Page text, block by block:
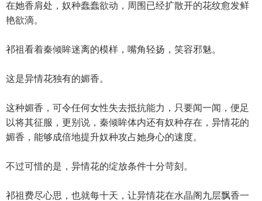
在她香肩处，奴种蠢蠢欲动，周围已经扩散开的花纹愈发鲜
艳欲滴。
祁祖看着秦倾眸迷离的模样，嘴角轻扬，笑容邪魅。
这是异情花独有的媚香。
这种媚香，可令任何女性失去抵抗能力，只要闻一闻，便足
以将其征服，更别说，秦倾眸体内还有奴种存在，异情花的
媚香，能够成倍地提升奴种攻占她身心的速度。
不过可惜的是，异情花的绽放条件十分苛刻。
祁祖费尽心思，也就每十天，让异情花在水晶阁九层飘香一